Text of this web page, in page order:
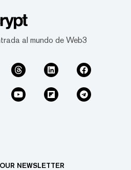
al mundo de Web3
NEWSLETTER